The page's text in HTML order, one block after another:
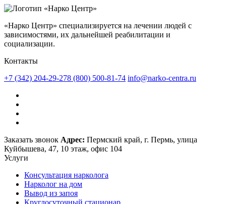
«Нарко Центр» специализируется на лечении людей с
зависимостями, их дальнейшей реабилитации и
социализации.
Контакты
+7 (342) 204-29-278 (800) 500-81-74 info@narko-centra.ru
Заказать звонок Адрес: Пермский край, г. Пермь, улица
Куйбышева, 47, 10 этаж, офис 104
Услуги
Консультация нарколога
Нарколог на дом
Вывод из запоя
Круглосуточный стационар